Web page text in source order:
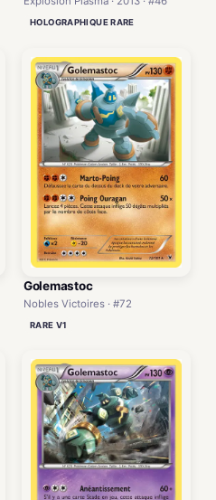
HOLOGRAPHIQUE RARE
Golemastoc
Nobles Victoires · #72
RARE V1